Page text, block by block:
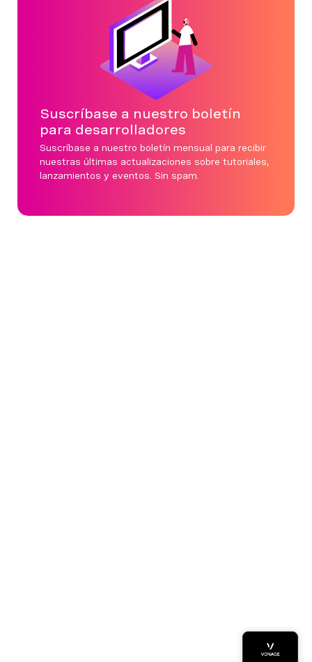
Suscríbase a nuestro boletín
para desarrolladores
Suscríbase a nuestro boletín mensual para recibir
nuestras últimas actualizaciones sobre tutoriales,
lanzamientos y eventos. Sin spam.